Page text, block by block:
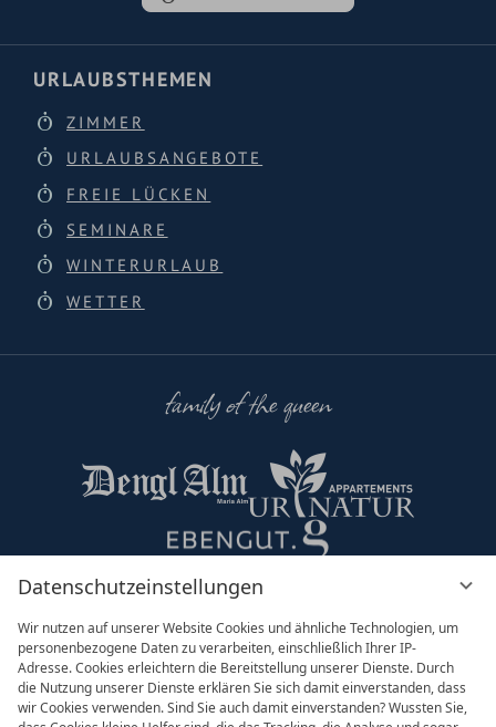
Datenschutzeinstellungen
Wir nutzen auf unserer Website Cookies und ähnliche Technologien, um
personenbezogene Daten zu verarbeiten, einschließlich Ihrer IP-
Adresse. Cookies erleichtern die Bereitstellung unserer Dienste. Durch
die Nutzung unserer Dienste erklären Sie sich damit einverstanden, dass
wir Cookies verwenden. Sind Sie auch damit einverstanden? Wussten Sie,
URLAUBSTHEMEN
ZIMMER
URLAUBSANGEBOTE
FREIE LÜCKEN
SEMINARE
WINTERURLAUB
WETTER
family of the queen